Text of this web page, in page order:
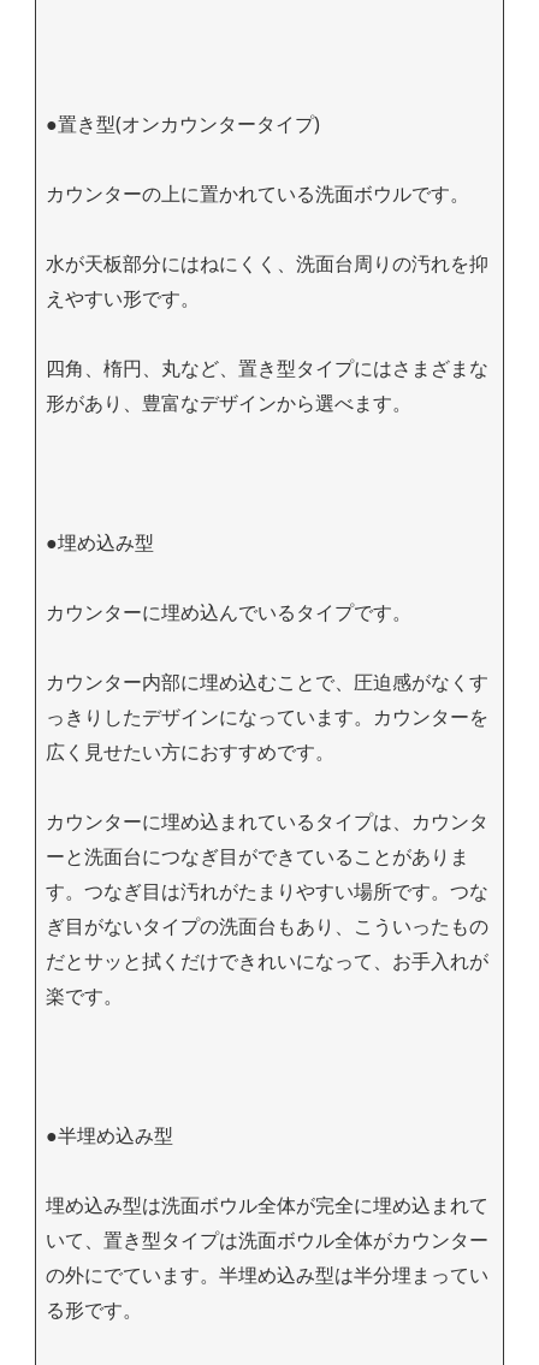
●置き型(オンカウンタータイプ)
カウンターの上に置かれている洗面ボウルです。
水が天板部分にはねにくく、洗面台周りの汚れを抑
えやすい形です。
四角、楕円、丸など、置き型タイプにはさまざまな
形があり、豊富なデザインから選べます。
●埋め込み型
カウンターに埋め込んでいるタイプです。
カウンター内部に埋め込むことで、圧迫感がなくす
っきりしたデザインになっています。カウンターを
広く見せたい方におすすめです。
カウンターに埋め込まれているタイプは、カウンタ
ーと洗面台につなぎ目ができていることがありま
す。つなぎ目は汚れがたまりやすい場所です。つな
ぎ目がないタイプの洗面台もあり、こういったもの
だとサッと拭くだけできれいになって、お手入れが
楽です。
●半埋め込み型
埋め込み型は洗面ボウル全体が完全に埋め込まれて
いて、置き型タイプは洗面ボウル全体がカウンター
の外にでています。半埋め込み型は半分埋まってい
る形です。